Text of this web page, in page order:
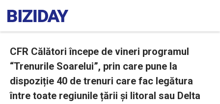
CFR Călători începe de vineri programul
“Trenurile Soarelui”, prin care pune la
dispoziție 40 de trenuri care fac legătura
între toate regiunile țării și litoral sau Delta